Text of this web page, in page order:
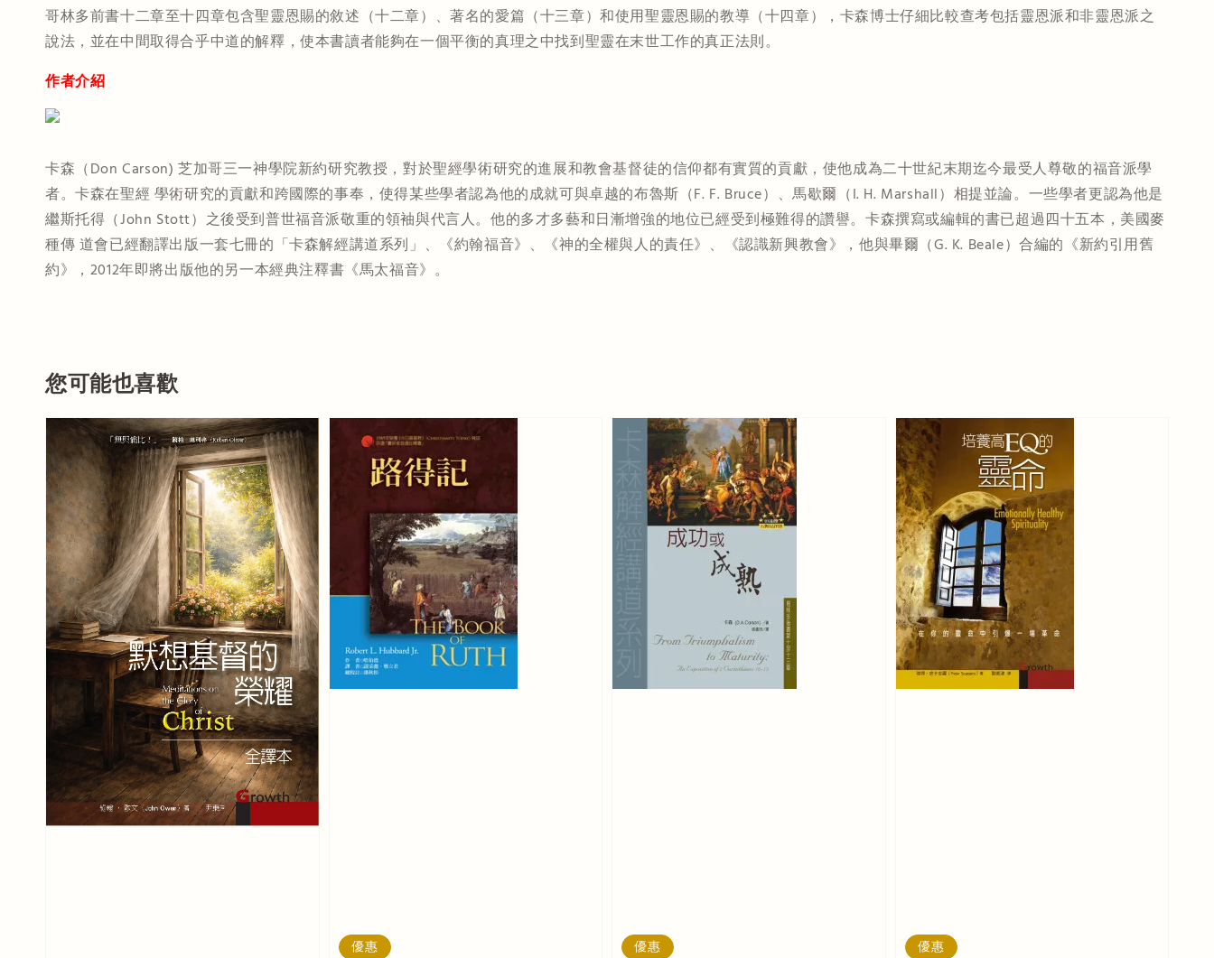
哥林多前書十二章至十四章包含聖靈恩賜的敘述（十二章）、著名的愛篇（十三章）和使用聖靈恩賜的教導（十四章），卡森博士仔細比較查考包括靈恩派和非靈恩派之
說法，並在中間取得合乎中道的解釋，使本書讀者能夠在一個平衡的真理之中找到聖靈在末世工作的真正法則。
作者介紹
卡森（Don Carson) 芝加哥三一神學院新約研究教授，對於聖經學術研究的進展和教會基督徒的信仰都有實質的貢獻，使他成為二十世紀末期迄今最受人尊敬的福音派學
者。卡森在聖經 學術研究的貢獻和跨國際的事奉，使得某些學者認為他的成就可與卓越的布魯斯（F. F. Bruce）、馬歇爾（I. H. Marshall）相提並論。一些學者更認為他是
繼斯托得（John Stott）之後受到普世福音派敬重的領袖與代言人。他的多才多藝和日漸增強的地位已經受到極難得的讚譽。卡森撰寫或編輯的書已超過四十五本，美國麥
種傳 道會已經翻譯出版一套七冊的「卡森解經講道系列」、《約翰福音》、《神的全權與人的責任》、《認識新興教會》，他與畢爾（G. K. Beale）合編的《新約引用舊
約》，2012年即將出版他的另一本經典注釋書《馬太福音》。
您可能也喜歡
優惠 優惠 優惠